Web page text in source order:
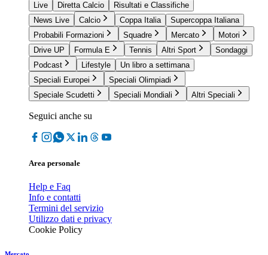
Live
Diretta Calcio
Risultati e Classifiche
News Live
Calcio Coppa Italia
Supercoppa Italiana
Probabili Formazioni
Squadre Mercato
Motori
Drive UP
Formula E Tennis Altri Sport
Sondaggi
Podcast
Lifestyle
Un libro a settimana
Speciali Europei
Speciali Olimpiadi
Speciale Scudetti
Speciali Mondiali Altri Speciali
Seguici anche su
Area personale
Help e Faq
Info e contatti
Termini del servizio
Utilizzo dati e privacy
Cookie Policy